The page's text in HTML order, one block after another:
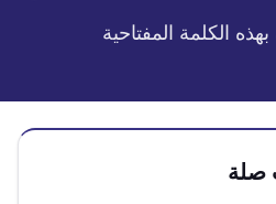
الكلمة المفتاحية
صلة